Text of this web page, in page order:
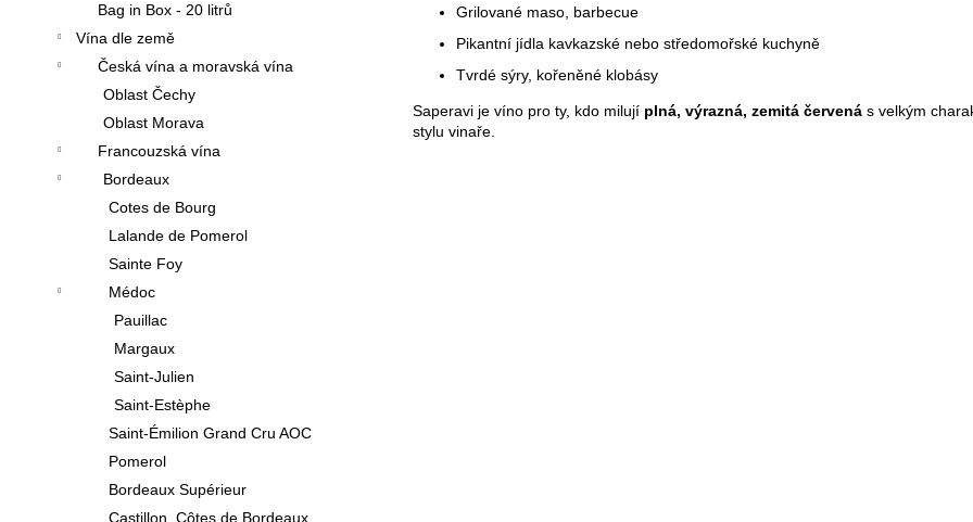
Bag in Box - 20 litrů
Vína dle země
Česká vína a moravská vína
Oblast Čechy
Oblast Morava
Francouzská vína
Bordeaux
Cotes de Bourg
Lalande de Pomerol
Sainte Foy
Médoc
Pauillac
Margaux
Saint-Julien
Saint-Estèphe
Saint-Émilion Grand Cru AOC
Pomerol
Bordeaux Supérieur
Castillon, Côtes de Bordeaux
Grilované maso, barbecue
Pikantní jídla kavkazské nebo středomořské kuchyně
Tvrdé sýry, kořeněné klobásy
Saperavi je víno pro ty, kdo milují plná, výrazná, zemitá červená s velkým
stylu vinaře.